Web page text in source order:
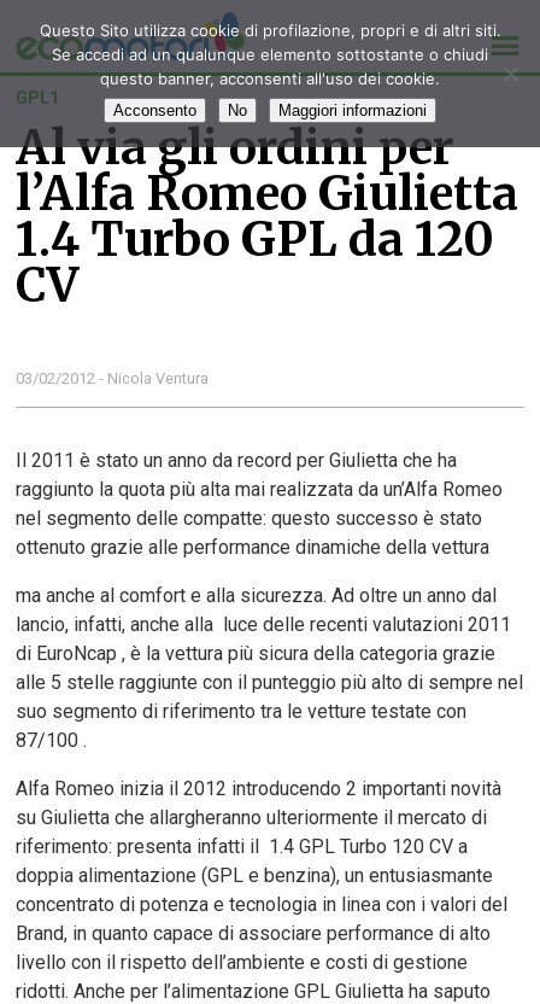
GPL1
Al via gli ordini per
l’Alfa Romeo Giulietta
1.4 Turbo GPL da 120
CV
03/02/2012 - Nicola Ventura
Il 2011 è stato un anno da record per Giulietta che ha
raggiunto la quota più alta mai realizzata da un’Alfa Romeo
nel segmento delle compatte: questo successo è stato
ottenuto grazie alle performance dinamiche della vettura
ma anche al comfort e alla sicurezza. Ad oltre un anno dal
lancio, infatti, anche alla luce delle recenti valutazioni 2011
di EuroNcap , è la vettura più sicura della categoria grazie
alle 5 stelle raggiunte con il punteggio più alto di sempre nel
suo segmento di riferimento tra le vetture testate con
87/100 .
Alfa Romeo inizia il 2012 introducendo 2 importanti novità
su Giulietta che allargheranno ulteriormente il mercato di
riferimento: presenta infatti il 1.4 GPL Turbo 120 CV a
doppia alimentazione (GPL e benzina), un entusiasmante
concentrato di potenza e tecnologia in linea con i valori del
Brand, in quanto capace di associare performance di alto
livello con il rispetto dell’ambiente e costi di gestione
ridotti. Anche per l’alimentazione GPL Giulietta ha saputo
Questo Sito utilizza cookie di profilazione, propri e di altri siti.
Se accedi ad un qualunque elemento sottostante o chiudi
questo banner, acconsenti all'uso dei cookie.
Acconsento No Maggiori informazioni